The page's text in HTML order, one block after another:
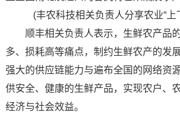
(丰农科技相关负责人分享农业“上
顺丰相关负责人表示，生鲜农产品
多、损耗高等痛点，制约生鲜农产的发
强大的供应链能力与遍布全国的网络资
供安全、健康的生鲜产品，实现农户、
经济与社会效益。